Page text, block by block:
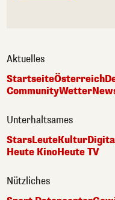
Aktuelles
StartseiteÖsterreich
CommunityWetter
Unterhaltsames
StarsLeuteKulturDigital
Heute KinoHeute TV
Nützliches